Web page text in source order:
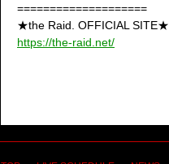
====================
★the Raid. OFFICIAL SITE★
https://the-raid.net/